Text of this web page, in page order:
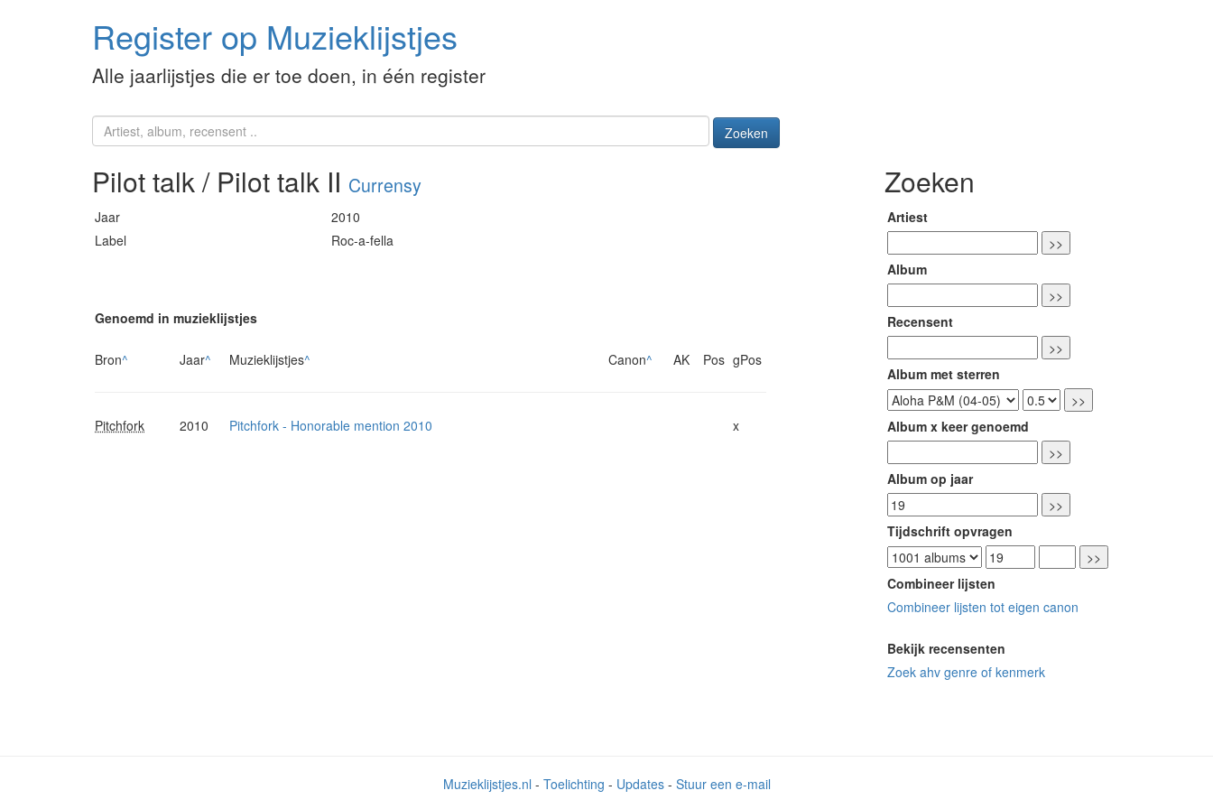
Register op Muzieklijstjes
Alle jaarlijstjes die er toe doen, in één register
Zoeken
Pilot talk / Pilot talk II Currensy
Jaar
2010
Label
Roc-a-fella
Genoemd in muzieklijstjes
Bron^ Jaar^ Muzieklijstjes^ Canon^ AK Pos gPos
Pitchfork 2010 Pitchfork - Honorable mention 2010 x
Zoeken
Artiest
Album
Recensent
Album met sterren
Album x keer genoemd
Album op jaar
Tijdschrift opvragen
Combineer lijsten
Combineer lijsten tot eigen canon
Bekijk recensenten
Zoek ahv genre of kenmerk
Muzieklijstjes.nl - Toelichting - Updates- Stuur een e-mail